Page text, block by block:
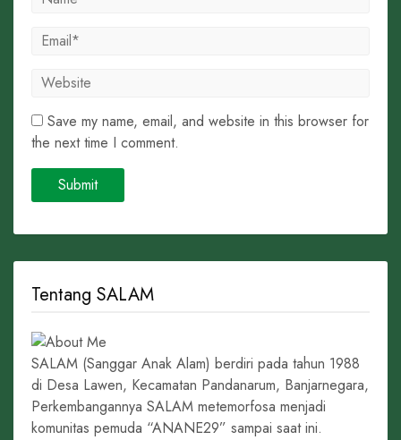
Save my name, email, and website in this browser for
the next time I comment.
Tentang SALAM
SALAM (Sanggar Anak Alam) berdiri pada tahun 1988
di Desa Lawen, Kecamatan Pandanarum, Banjarnegara,
Perkembangannya SALAM metemorfosa menjadi
komunitas pemuda “ANANE29” sampai saat ini.